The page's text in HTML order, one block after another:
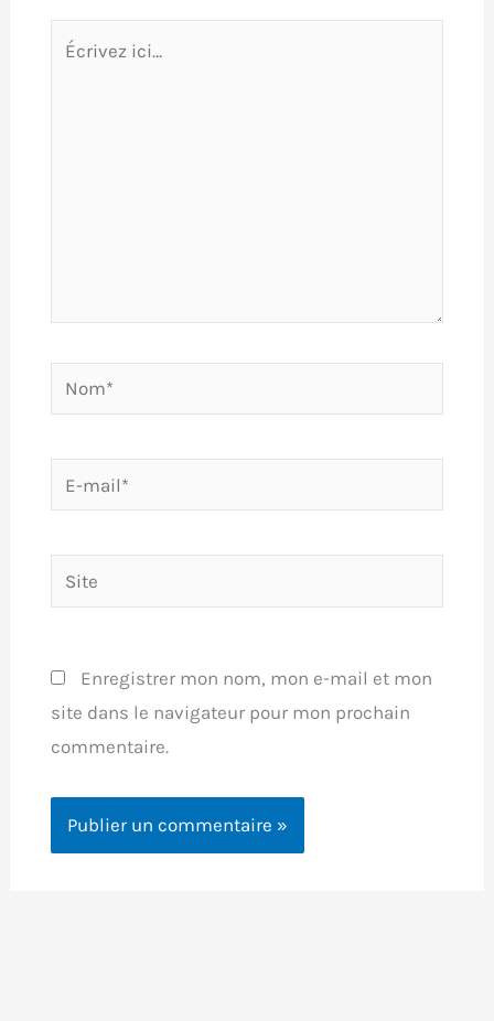
Écrivez
Nom*
mail*
Site
Enregistrer mon nom, mon e-mail et mon
site dans le navigateur pour mon prochain
commentaire.